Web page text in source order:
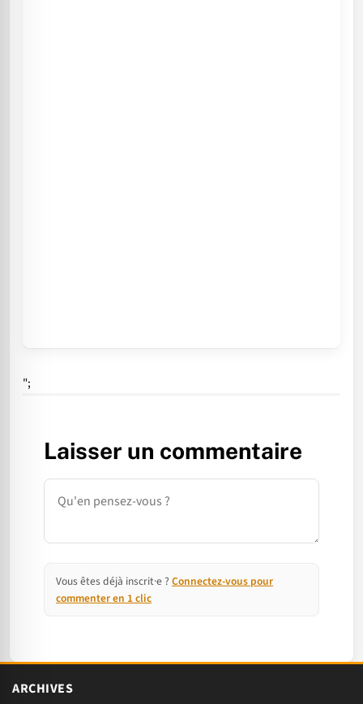
";
Laisser un commentaire
Commentaire
Vous êtes déjà inscrit·e ? Connectez-vous pour
commenter en 1 clic
ARCHIVES